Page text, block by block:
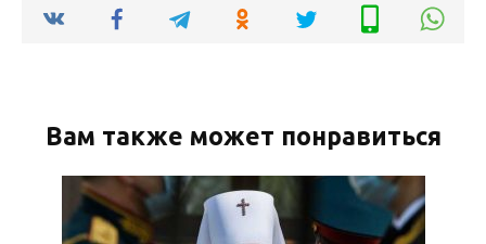
Вам также может понравиться